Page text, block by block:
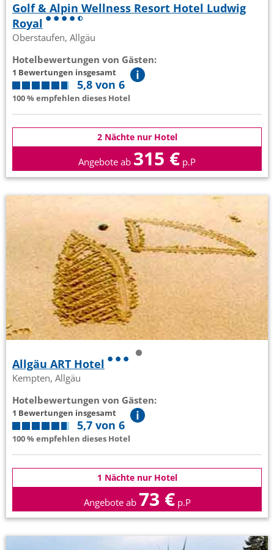
Golf & Alpin Wellness Resort Hotel Ludwig
Royal
Oberstaufen, Allgäu
Hotelbewertungen von Gästen:
1 Bewertungen insgesamt
5,8 von 6
100 % empfehlen dieses Hotel
2 Nächte nur Hotel
Angebote ab 315 € p.P
Allgäu ART Hotel
Kempten, Allgäu
Hotelbewertungen von Gästen:
1 Bewertungen insgesamt
5,7 von 6
100 % empfehlen dieses Hotel
1 Nächte nur Hotel
Angebote ab 73 € p.P